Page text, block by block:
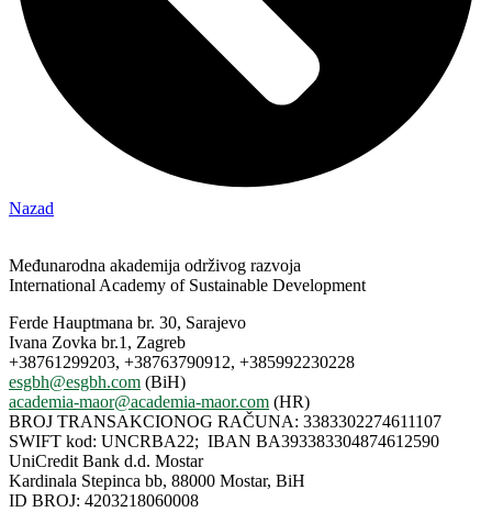
Nazad
Međunarodna akademija održivog razvoja
International Academy of Sustainable Development
Ferde Hauptmana br. 30, Sarajevo
Ivana Zovka br.1, Zagreb
+38761299203, +38763790912, +385992230228
esgbh@esgbh.com (BiH)
academia-maor@academia-maor.com (HR)
BROJ TRANSAKCIONOG RAČUNA: 3383302274611107
SWIFT kod: UNCRBA22; IBAN BA393383304874612590
UniCredit Bank d.d. Mostar
Kardinala Stepinca bb, 88000 Mostar, BiH
ID BROJ: 4203218060008